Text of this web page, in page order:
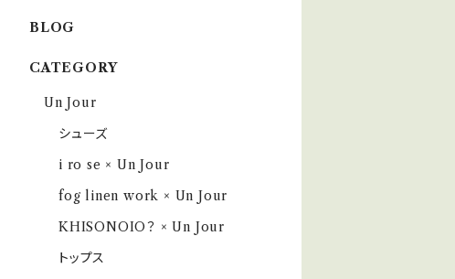
BLOG
CATEGORY
Un Jour
シューズ
i ro se × Un Jour
fog linen work × Un Jour
KHISONOIO？ × Un Jour
トップス